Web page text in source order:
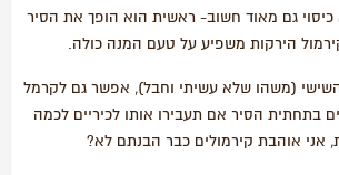
גם מאוד חשוב- ראשית הוא הופך את הסיר
הירקות משפיע על טעם המנה כולה.
(משהו שלא עשיתי וחבל), אפשר גם לקרמל
בתחתית הסיר אם תעבירו אותו לכיריים לכמה
אני אוהבת קירמולים כבר הבנתם לא?